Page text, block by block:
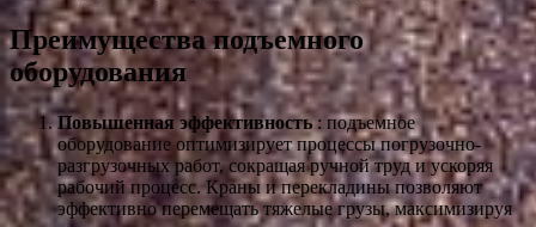
Преимущества подъемного
оборудования
Повышенная эффективность: подъемное
оборудование оптимизирует процессы погрузочно-
разгрузочных работ, сокращая ручной труд и ускоряя
рабочий процесс. Краны и перекладины позволяют
эффективно перемещать тяжелые грузы, максимизируя